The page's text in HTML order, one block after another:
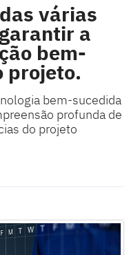
várias
a
bem-
projeto.
bem-sucedida
profunda de
do projeto